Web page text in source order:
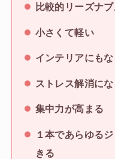
比較的リーズナ
小さくて軽い
インテリアにも
ストレス解消にな
集中力が高まる
１本であらゆる
きる